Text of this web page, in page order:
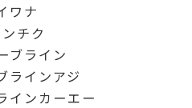
ワナ
チク
ブライン
ラインアジ
インカーエー